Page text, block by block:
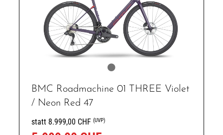
BMC Roadmachine 01 THREE Violet
/ Neon Red 47
statt 8.999,00 CHF(UVP)